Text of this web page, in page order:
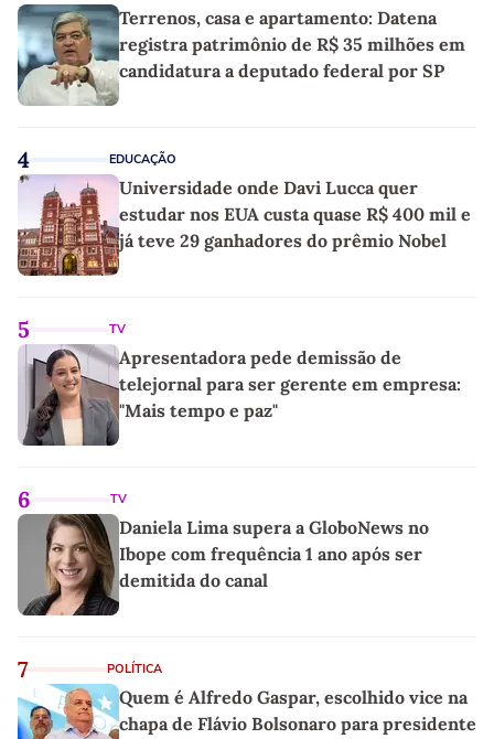
Terrenos, casa e apartamento: Datena
registra patrimônio de R$ 35 milhões em
candidatura a deputado federal por SP
4 EDUCAÇÃO
Universidade onde Davi Lucca quer
estudar nos EUA custa quase R$ 400 mil e
já teve 29 ganhadores do prêmio Nobel
5 TV
Apresentadora pede demissão de
telejornal para ser gerente em empresa:
"Mais tempo e paz"
6 TV
Daniela Lima supera a GloboNews no
Ibope com frequência 1 ano após ser
demitida do canal
7 POLÍTICA
Quem é Alfredo Gaspar, escolhido vice na
chapa de Flávio Bolsonaro para presidente